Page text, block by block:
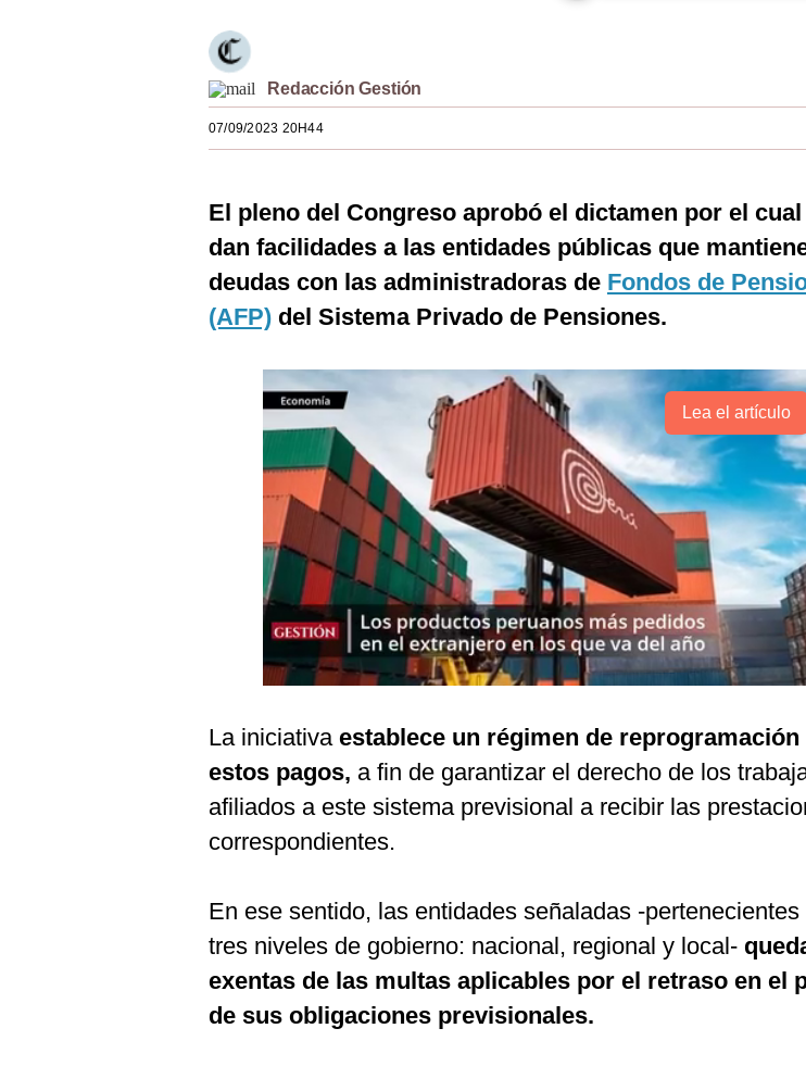
Redacción Gestión
07/09/2023 20H44
El pleno del Congreso aprobó el dictamen por el cual
dan facilidades a las entidades públicas que
deudas con las administradoras de Fondos de
(AFP) del Sistema Privado de Pensiones.
Lea el artículo
La iniciativa establece un régimen de reprogramación
estos pagos, a fin de garantizar el derecho de los
afiliados a este sistema previsional a recibir las
correspondientes.
En ese sentido, las entidades señaladas -pertenecientes
tres niveles de gobierno: nacional, regional y local-
exentas de las multas aplicables por el retraso en el
de sus obligaciones previsionales.